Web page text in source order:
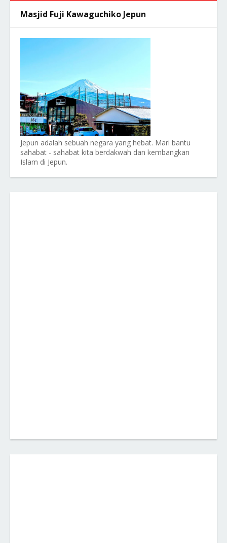
Masjid Fuji Kawaguchiko Jepun
Jepun adalah sebuah negara yang hebat. Mari bantu
sahabat - sahabat kita berdakwah dan kembangkan
Islam di Jepun.